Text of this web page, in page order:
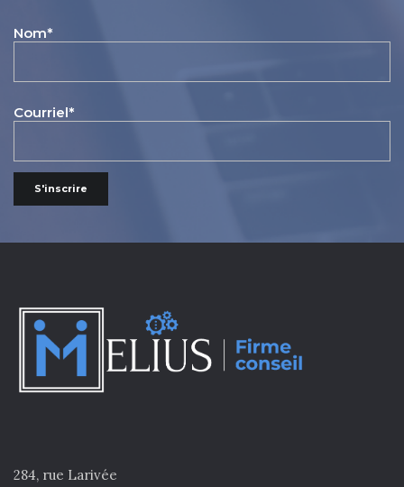
Nom*
Courriel*
284, rue Larivée